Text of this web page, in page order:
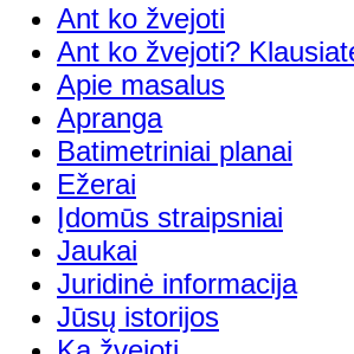
Ant ko žvejoti
Ant ko žvejoti?
Apie masalus
Apranga
Batimetriniai planai
Ežerai
Įdomūs straipsniai
Jaukai
Juridinė informacija
Jūsų istorijos